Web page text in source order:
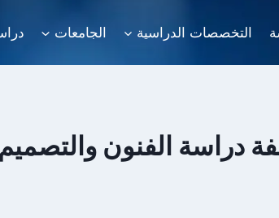
التخصصات الدراسية الجامعات
دراسة الفنون